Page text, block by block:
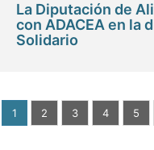
La Diputación de
con ADACEA en la
Solidario
1 2 3 4 5